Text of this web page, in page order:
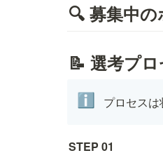
🔍 募集中
📝 選考プ
ℹ️ プロセス
STEP 01